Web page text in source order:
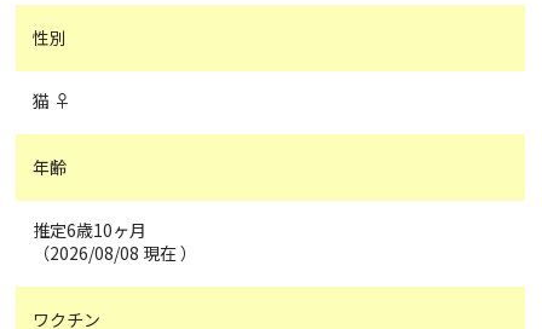
性別
猫 ♀
年齢
推定6歳10ヶ月
（2026/08/08 現在 ）
ワクチン